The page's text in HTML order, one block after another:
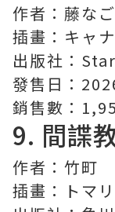
作者：藤な
插畫：キャ
出版社：
發售日：
銷售數：
9. 間諜
作者：竹町
插畫：トマリ